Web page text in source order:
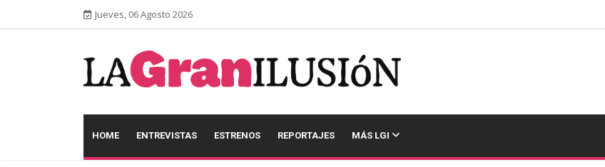
Jueves, 06 Agosto 2026
HOME ENTREVISTAS ESTRENOS REPORTAJES MÁS LGI